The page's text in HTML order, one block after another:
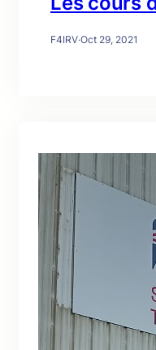
F4IRV·Oct 29, 2021